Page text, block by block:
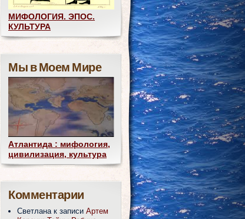
МИФОЛОГИЯ. ЭПОС.
КУЛЬТУРА
Мы в Моем Мире
Атлантида : мифология,
цивилизация, культура
Комментарии
Светлана к записи Артем